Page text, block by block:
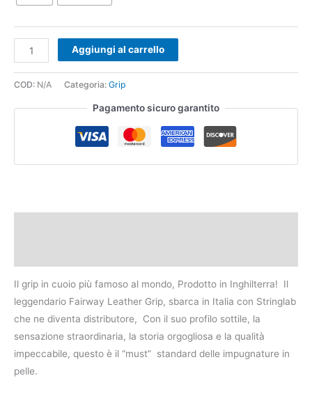
Aggiungi al carrello
COD: N/A Categoria: Grip
Pagamento sicuro garantito
Il grip in cuoio più famoso al mondo, Prodotto in Inghilterra! Il
leggendario Fairway Leather Grip, sbarca in Italia con Stringlab
che ne diventa distributore, Con il suo profilo sottile, la
sensazione straordinaria, la storia orgogliosa e la qualità
impeccabile, questo è il “must” standard delle impugnature in
pelle.